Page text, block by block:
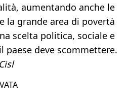
aumentando anche le
la grande area di povertà
scelta politica, sociale e
deve scommettere.